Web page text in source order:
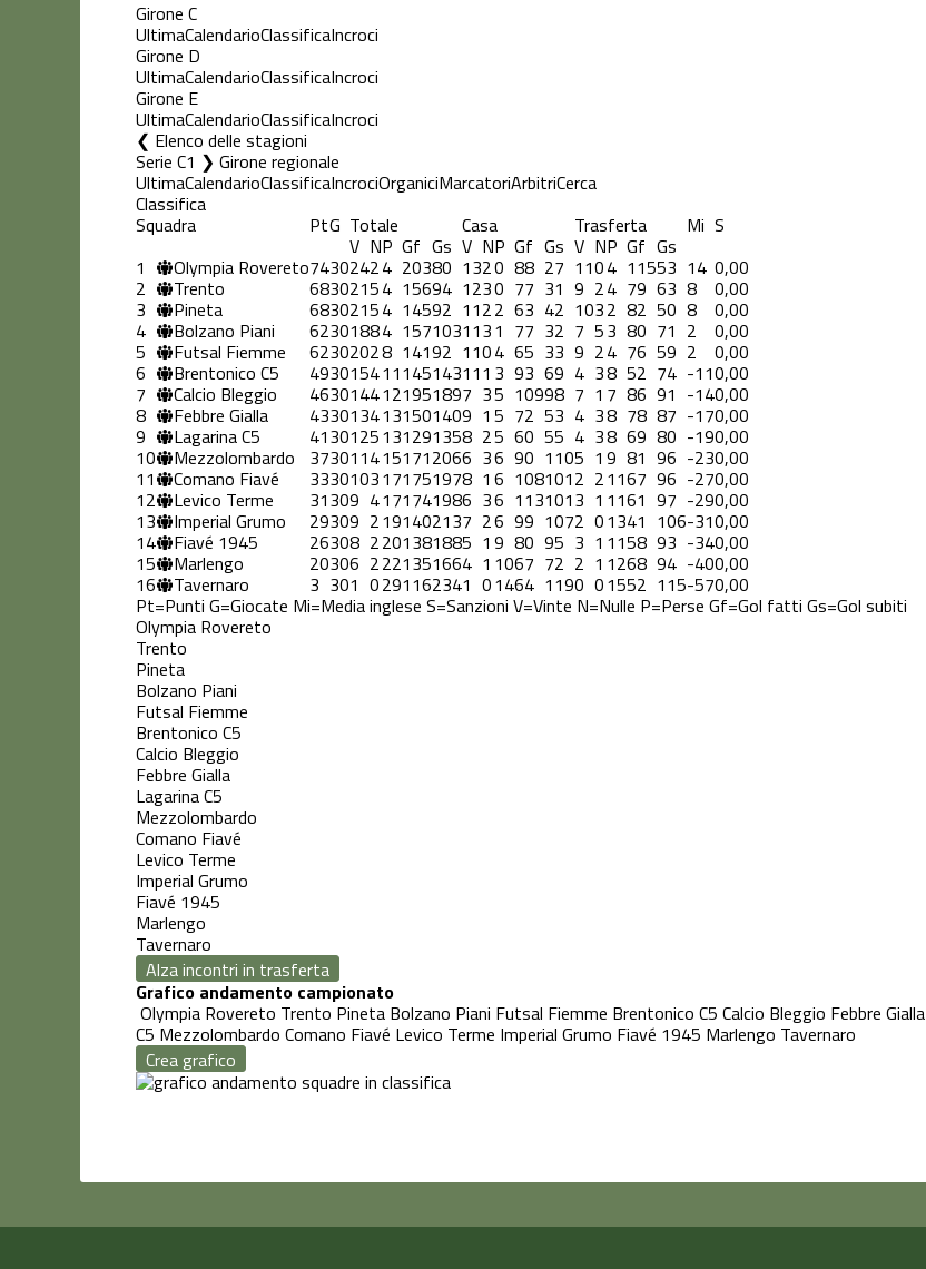
Girone C
UltimaCalendarioClassificaIncroci
Girone D
UltimaCalendarioClassificaIncroci
Girone E
UltimaCalendarioClassificaIncroci
Elenco delle stagioni
Serie C1 ❯ Girone regionale
UltimaCalendarioClassificaIncrociOrganiciMarcatoriArbitriCerca
Classifica
Squadra PtG Totale Casa Trasferta Mi S
V NP Gf Gs V NP Gf Gs V NP Gf Gs
1 Olympia Rovereto74302424 20380 1320 88 27 1104 11553 14 0,00
2 Trento 68302154 15694 1230 77 31 9 24 79 63 8 0,00
3 Pineta 68302154 14592 1122 63 42 1032 82 50 8 0,00
4 Bolzano Piani 62301884 1571031131 77 32 7 53 80 71 2 0,00
5 Futsal Fiemme 62302028 14192 1104 65 33 9 24 76 59 2 0,00
6 Brentonico C5 493015411145143111 3 93 69 4 38 52 74 -110,00
7 Calcio Bleggio 4630144121951897 35 10998 7 1 7 86 91 -140,00
8 Febbre Gialla 4330134131501409 1 5 72 53 4 38 78 87 -170,00
9 Lagarina C5 4130125131291358 25 60 55 4 38 69 80 -190,00
10 Mezzolombardo 3730114151712066 36 90 1105 1 9 81 96 -230,00
11 Comano Fiavé 3330103171751978 1 6 1081012 21167 96 -270,00
12 Levico Terme 31309 4171741986 36 1131013 1 1161 97 -290,00
13 Imperial Grumo 29309 2191402137 26 99 1072 01341 106-310,00
14 Fiavé 1945 26308 2201381885 1 9 80 95 3 1 1158 93 -340,00
15 Marlengo 20306 2221351664 1 1067 72 2 1 1268 94 -400,00
16 Tavernaro 3 301 0291162341 01464 1190 01552 115-570,00
Pt=Punti G=Giocate Mi=Media inglese S=Sanzioni V=Vinte N=Nulle P=Perse Gf=Gol fatti Gs=Gol subiti
Olympia Rovereto
Trento
Pineta
Bolzano Piani
Futsal Fiemme
Brentonico C5
Calcio Bleggio
Febbre Gialla
Lagarina C5
Mezzolombardo
Comano Fiavé
Levico Terme
Imperial Grumo
Fiavé 1945
Marlengo
Tavernaro
Alza incontri in trasferta
Grafico andamento campionato
Olympia Rovereto Trento Pineta Bolzano Piani Futsal Fiemme Brentonico C5 Calcio Bleggio Febbre Gialla
C5 Mezzolombardo Comano Fiavé Levico Terme Imperial Grumo Fiavé 1945 Marlengo Tavernaro
Crea grafico